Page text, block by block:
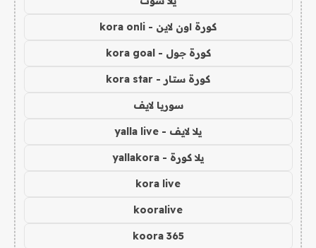
كورة اون لاين - kora onli
كورة جول - kora goal
كورة ستار - kora star
سوريا لايف
يلا لايف - yalla live
يلا كورة - yallakora
kora live
kooralive
koora 365